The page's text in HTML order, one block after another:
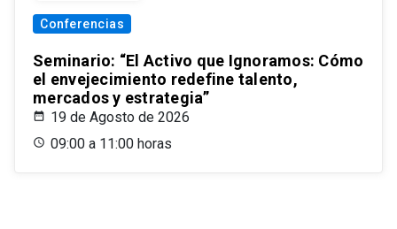
Conferencias
Seminario: “El Activo que Ignoramos: Cómo
el envejecimiento redefine talento,
mercados y estrategia”
19 de Agosto de 2026
09:00 a 11:00 horas